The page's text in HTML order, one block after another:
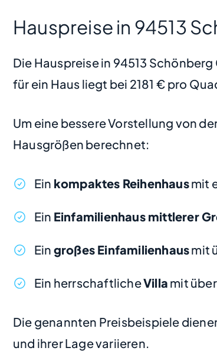
Hauspreise in 94513
Die Hauspreise in 94513
für ein Haus liegt bei 2181 € pro
Um eine bessere Vorstellung von
Hausgrößen berechnet:
Ein kompaktes Reihenhausmit
Ein Einfamilienhaus mittlerer
Ein großes Einfamilienhausmit
Ein herrschaftlicheVilla mit
Die genannten Preisbeispiele
und ihrer Lage variieren.